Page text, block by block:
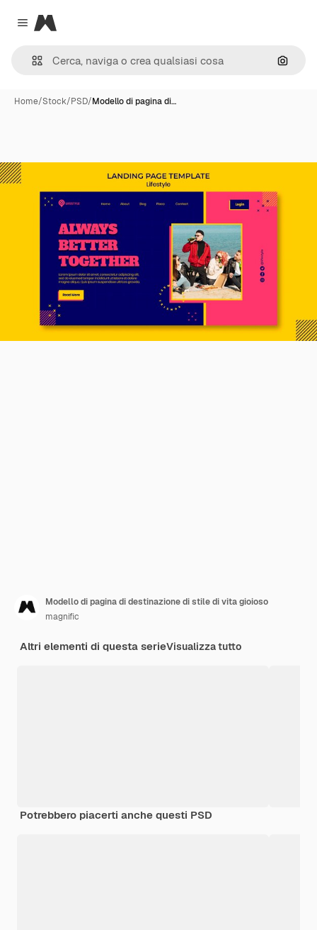
Close menu
Magnific
Cerca
Home/Stock/PSD/Modello di pagina di…
Modello di pagina di destinazione di stile di vita gioioso
magnific
Altri elementi di questa serieVisualizza tutto
Potrebbero piacerti anche questi PSD